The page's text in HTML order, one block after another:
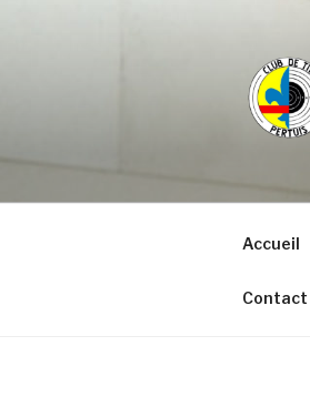
Accueil
Contact